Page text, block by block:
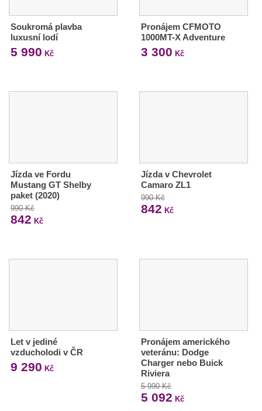
Soukromá plavba
luxusní lodí
5 990 Kč
Pronájem CFMOTO
1000MT-X Adventure
3 300 Kč
Jízda ve Fordu
Mustang GT Shelby
paket (2020)
990 Kč
842 Kč
Jízda v Chevrolet
Camaro ZL1
990 Kč
842 Kč
Let v jediné
vzducholodi v ČR
9 290 Kč
Pronájem amerického
veteránu: Dodge
Charger nebo Buick
Riviera
5 990 Kč
5 092 Kč